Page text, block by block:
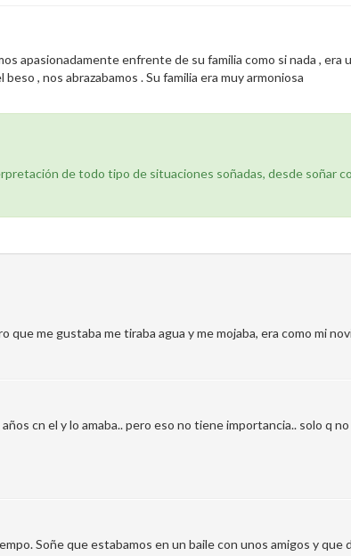
apasionadamente enfrente de su familia como si nada , era
, nos abrazabamos . Su familia era muy armoniosa
de todo tipo de situaciones soñadas, desde soñar
me gustaba me tiraba agua y me mojaba, era como mi
cn el y lo amaba.. pero eso no tiene importancia.. solo q
Soñe que estabamos en un baile con unos amigos y que